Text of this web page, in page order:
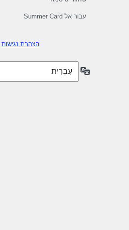
עבור אל Summer Card
הצהרת נגישות
שפה